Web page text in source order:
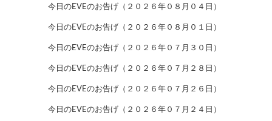
今日のEVEのお告げ（２０２６年０８月０４日）
今日のEVEのお告げ（２０２６年０８月０１日）
今日のEVEのお告げ（２０２６年０７月３０日）
今日のEVEのお告げ（２０２６年０７月２８日）
今日のEVEのお告げ（２０２６年０７月２６日）
今日のEVEのお告げ（２０２６年０７月２４日）